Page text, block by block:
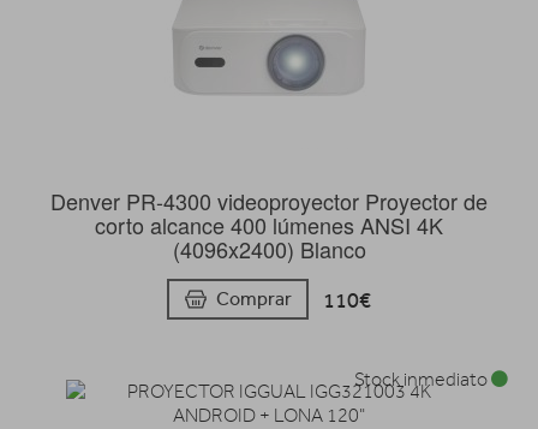
Denver PR-4300 videoproyector Proyector de
corto alcance 400 lúmenes ANSI 4K
(4096x2400) Blanco
Comprar 110€
Stock inmediato